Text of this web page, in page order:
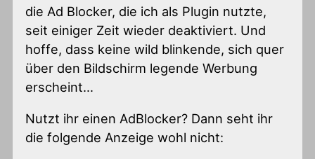
die Ad Blocker, die ich als Plugin nutzte,
seit einiger Zeit wieder deaktiviert. Und
hoffe, dass keine wild blinkende, sich quer
über den Bildschirm legende Werbung
erscheint…
Nutzt ihr einen AdBlocker? Dann seht ihr
die folgende Anzeige wohl nicht: